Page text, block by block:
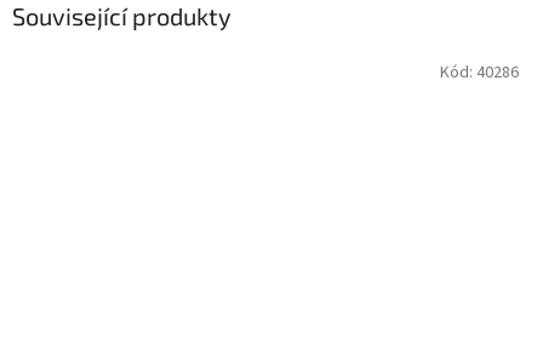
Související produkty
Kód: 40286